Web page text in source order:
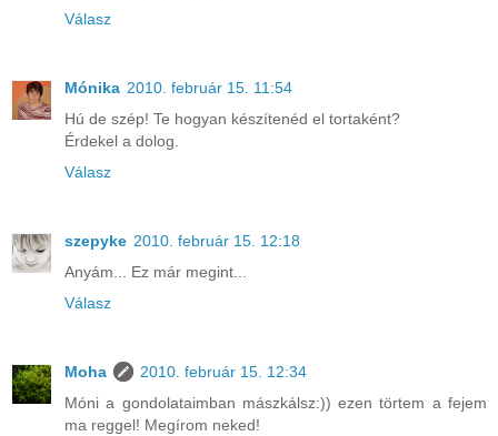
Válasz
Mónika 2010. február 15. 11:54
Hú de szép! Te hogyan készítenéd el tortaként?
Érdekel a dolog.
Válasz
szepyke 2010. február 15. 12:18
Anyám... Ez már megint...
Válasz
Moha
2010. február 15. 12:34
Móni a gondolataimban mászkálsz:)) ezen törtem a fejem
ma reggel! Megírom neked!